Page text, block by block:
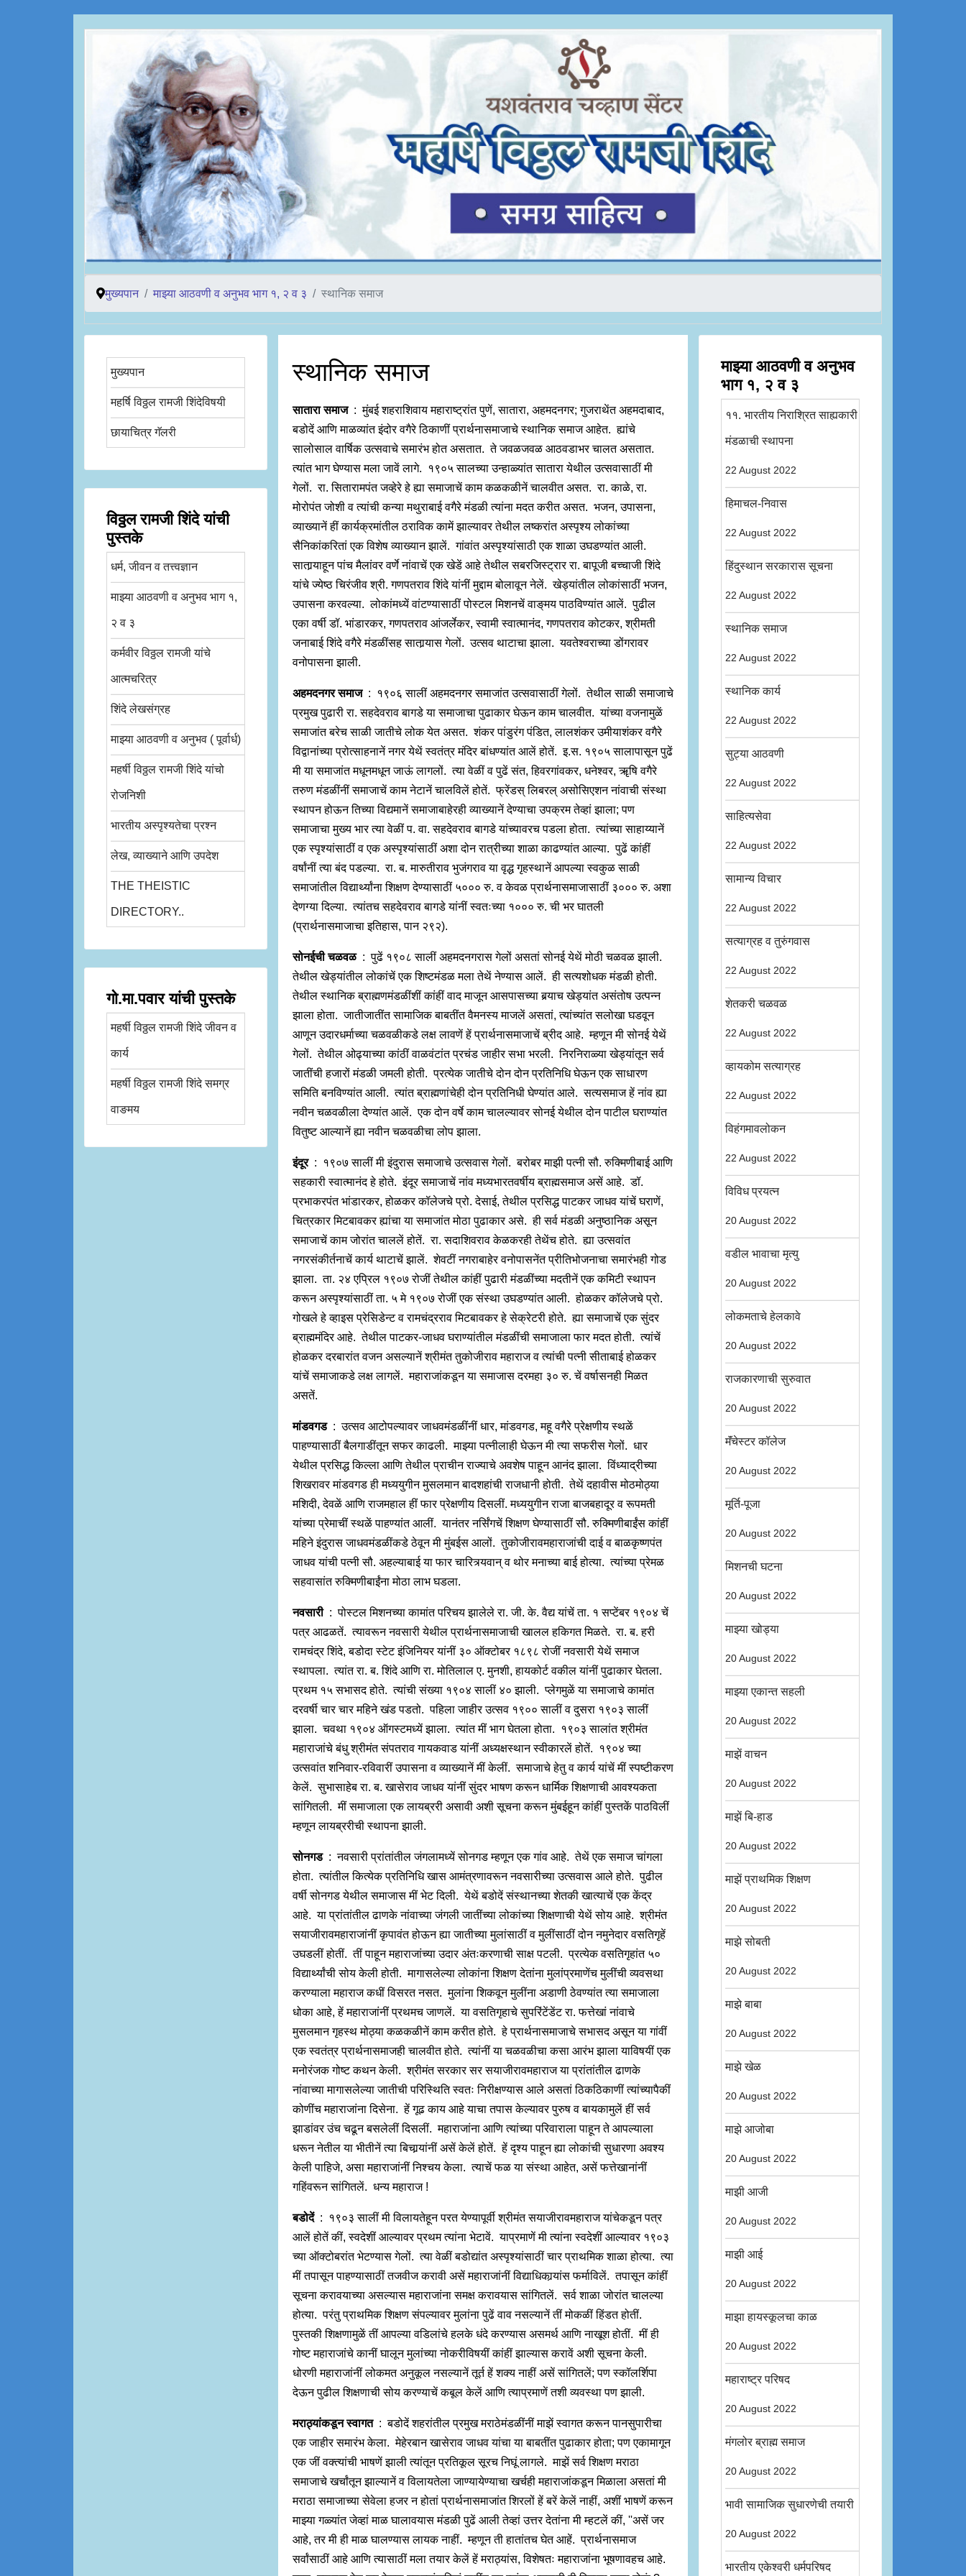
मुख्यपान माझ्या आठवणी व अनुभव भाग १, २ व ३ स्थानिक समाज
मुख्यपान
महर्षि विठ्ठल रामजी शिंदेविषयी
छायाचित्र गॅलरी
विठ्ठल रामजी शिंदे यांची
पुस्तके
धर्म, जीवन व तत्त्वज्ञान
माझ्या आठवणी व अनुभव भाग १,
२ व ३
कर्मवीर विठ्ठल रामजी यांचे
आत्मचरित्र
शिंदे लेखसंग्रह
माझ्या आठवणी व अनुभव ( पूर्वार्ध)
महर्षी विठ्ठल रामजी शिंदे यांचो
रोजनिशी
भारतीय अस्पृश्यतेचा प्रश्न
लेख, व्याख्याने आणि उपदेश
THE THEISTIC
DIRECTORY..
गो.मा.पवार यांची पुस्तके
महर्षी विठ्ठल रामजी शिंदे जीवन व
कार्य
महर्षी विठ्ठल रामजी शिंदे समग्र
वाङमय
स्थानिक समाज
सातारा समाज: मुंबई शहराशिवाय महाराष्ट्रांत पुणें, सातारा, अहमदनगर; गुजराथेंत अहमदाबाद,
बडोदें आणि माळव्यांत इंदोर वगैरे ठिकाणीं प्रार्थनासमाजाचे स्थानिक समाज आहेत. ह्यांचे
सालोसाल वार्षिक उत्सवाचे समारंभ होत असतात. ते जवळजवळ आठवडाभर चालत असतात.
त्यांत भाग घेण्यास मला जावें लागे. १९०५ सालच्या उन्हाळ्यांत सातारा येथील उत्सवासाठीं मी
गेलों. रा. सितारामपंत जव्हेरे हे ह्या समाजाचें काम कळकळीनें चालवीत असत. रा. काळे, रा.
मोरोपंत जोशी व त्यांची कन्या मथुराबाई वगैरे मंडळी त्यांना मदत करीत असत. भजन, उपासना,
व्याख्यानें हीं कार्यक्रमांतील ठराविक कामें झाल्यावर तेथील लष्करांत अस्पृश्य लोकांच्या
सैनिकांकरितां एक विशेष व्याख्यान झालें. गांवांत अस्पृश्यांसाठी एक शाळा उघडण्यांत आली.
सातार्‍याहून पांच मैलांवर वर्णे नांवाचें एक खेडें आहे तेथील सबरजिस्ट्रार रा. बापूजी बच्चाजी शिंदे
यांचे ज्येष्ठ चिरंजीव श्री. गणपतराव शिंदे यांनीं मुद्दाम बोलावून नेलें. खेड्यांतील लोकांसाठीं भजन,
उपासना करवल्या. लोकांमध्यें वांटण्यासाठीं पोस्टल मिशनचें वाङ्‌मय पाठविण्यांत आलें. पुढील
एका वर्षी डॉ. भांडारकर, गणपतराव आंजर्लेकर, स्वामी स्वात्मानंद, गणपतराव कोटकर, श्रीमती
जनाबाई शिंदे वगैरे मंडळींसह सातार्‍यास गेलों. उत्सव थाटाचा झाला. यवतेश्वराच्या डोंगरावर
वनोपासना झाली.
अहमदनगर समाज : १९०६ सालीं अहमदनगर समाजांत उत्सवासाठीं गेलों. तेथील साळी समाजाचे
प्रमुख पुढारी रा. सहदेवराव बागडे या समाजाचा पुढाकार घेऊन काम चालवीत. यांच्या वजनामुळें
समाजांत बरेच साळी जातीचे लोक येत असत. शंकर पांडुरंग पंडित, लालशंकर उमीयाशंकर वगैरे
विद्वानांच्या प्रोत्साहनानें नगर येथें स्वतंत्र मंदिर बांधण्यांत आलें होतें. इ.स. १९०५ सालापासून पुढें
मी या समाजांत मधूनमधून जाऊं लागलों. त्या वेळीं व पुढें संत, हिवरगांवकर, धनेश्वर, ॠषि वगैरे
तरुण मंडळींनीं समाजाचें काम नेटानें चालविलें होतें. फ्रेंडस् लिबरल् असोसिएशन नांवाची संस्था
स्थापन होऊन तिच्या विद्यमानें समाजाबाहेरही व्याख्यानें देण्याचा उपक्रम तेव्हां झाला; पण
समाजाचा मुख्य भार त्या वेळीं प. वा. सहदेवराव बागडे यांच्यावरच पडला होता. त्यांच्या साहाय्यानें
एक स्पृश्यांसाठीं व एक अस्पृश्यांसाठीं अशा दोन रात्रीच्या शाळा काढण्यांत आल्या. पुढें कांहीं
वर्षांनीं त्या बंद पडल्या. रा. ब. मारुतीराव भुजंगराव या वृद्ध गृहस्थानें आपल्या स्वकुळ साळी
समाजांतील विद्यार्थ्यांना शिक्षण देण्यासाठीं ५००० रु. व केवळ प्रार्थनासमाजासाठीं ३००० रु. अशा
देणग्या दिल्या. त्यांतच सहदेवराव बागडे यांनीं स्वतःच्या १००० रु. ची भर घातली
(प्रार्थनासमाजाचा इतिहास, पान २९२).
सोनईची चळवळ: पुढें १९०८ सालीं अहमदनगरास गेलों असतां सोनई येथें मोठी चळवळ झाली.
तेथील खेड्यांतील लोकांचें एक शिष्टमंडळ मला तेथें नेण्यास आलें. ही सत्यशोधक मंडळी होती.
तेथील स्थानिक ब्राह्मणमंडळींशीं कांहीं वाद माजून आसपासच्या बर्‍याच खेड्यांत असंतोष उत्पन्न
झाला होता. जातीजातींत सामाजिक बाबतींत वैमनस्य माजलें असतां, त्यांच्यांत सलोखा घडवून
आणून उदारधर्माच्या चळवळीकडे लक्ष लावणें हें प्रार्थनासमाजाचें ब्रीद आहे. म्हणून मी सोनई येथें
गेलों. तेथील ओढ्याच्या कांठीं वाळवंटांत प्रचंड जाहीर सभा भरली. निरनिराळ्या खेड्यांतून सर्व
जातींची हजारों मंडळी जमली होती. प्रत्येक जातीचे दोन दोन प्रतिनिधि घेऊन एक साधारण
समिति बनविण्यांत आली. त्यांत ब्राह्मणांचेही दोन प्रतिनिधी घेण्यांत आले. सत्यसमाज हें नांव ह्या
नवीन चळवळीला देण्यांत आलें. एक दोन वर्षे काम चालल्यावर सोनई येथील दोन पाटील घराण्यांत
वितुष्ट आल्यानें ह्या नवीन चळवळीचा लोप झाला.
इंदूर : १९०७ सालीं मी इंदुरास समाजाचे उत्सवास गेलों. बरोबर माझी पत्‍नी सौ. रुक्मिणीबाई आणि
सहकारी स्वात्मानंद हे होते. इंदूर समाजाचें नांव मध्यभारतवर्षीय ब्राह्मसमाज असें आहे. डॉ.
प्रभाकरपंत भांडारकर, होळकर कॉलेजचे प्रो. देसाई, तेथील प्रसिद्ध पाटकर जाधव यांचें घराणें,
चित्रकार मिटबावकर ह्यांचा या समाजांत मोठा पुढाकार असे. ही सर्व मंडळी अनुष्ठानिक असून
समाजाचें काम जोरांत चाललें होतें. रा. सदाशिवराव केळकरही तेथेंच होते. ह्या उत्सवांत
नगरसंकीर्तनाचें कार्य थाटाचें झालें. शेवटीं नगराबाहेर वनोपासनेंत प्रीतिभोजनाचा समारंभही गोड
झाला. ता. २४ एप्रिल १९०७ रोजीं तेथील कांहीं पुढारी मंडळींच्या मदतीनें एक कमिटी स्थापन
करून अस्पृश्यांसाठीं ता. ५ मे १९०७ रोजीं एक संस्था उघडण्यांत आली. होळकर कॉलेजचे प्रो.
गोखले हे व्हाइस प्रेसिडेन्ट व रामचंद्रराव मिटबावकर हे सेक्रेटरी होते. ह्या समाजाचें एक सुंदर
ब्राह्ममंदिर आहे. तेथील पाटकर-जाधव घराण्यांतील मंडळींची समाजाला फार मदत होती. त्यांचें
होळकर दरबारांत वजन असल्यानें श्रीमंत तुकोजीराव महाराज व त्यांची पत्‍नी सीताबाई होळकर
यांचें समाजाकडे लक्ष लागलें. महाराजांकडून या समाजास दरमहा ३० रु. चें वर्षासनही मिळत
असतें.
मांडवगड: उत्सव आटोपल्यावर जाधवमंडळींनीं धार, मांडवगड, महू वगैरे प्रेक्षणीय स्थळें
पाहण्यासाठीं बैलगाडींतून सफर काढली. माझ्या पत्‍नीलाही घेऊन मी त्या सफरीस गेलों. धार
येथील प्रसिद्ध किल्ला आणि तेथील प्राचीन राज्याचे अवशेष पाहून आनंद झाला. विंध्याद्रीच्या
शिखरावर मांडवगड ही मध्ययुगीन मुसलमान बादशहांची राजधानी होती. तेथें दहावीस मोठमोठ्या
मशिदी, देवळें आणि राजमहाल हीं फार प्रेक्षणीय दिसलीं. मध्ययुगीन राजा बाजबहादूर व रूपमती
यांच्या प्रेमाचीं स्थळें पाहण्यांत आलीं. यानंतर नर्सिंगचें शिक्षण घेण्यासाठीं सौ. रुक्मिणीबाईंस कांहीं
महिने इंदुरास जाधवमंडळींकडे ठेवून मी मुंबईस आलों. तुकोजीरावमहाराजांची दाई व बाळकृष्णपंत
जाधव यांची पत्‍नी सौ. अहल्याबाई या फार चारित्र्यवान् व थोर मनाच्या बाई होत्या. त्यांच्या प्रेमळ
सहवासांत रुक्मिणीबाईंना मोठा लाभ घडला.
नवसारी: पोस्टल मिशनच्या कामांत परिचय झालेले रा. जी. के. वैद्य यांचें ता. १ सप्टेंबर १९०४ चें
पत्र आढळतें. त्यावरून नवसारी येथील प्रार्थनासमाजाची खालल हकिगत मिळते. रा. ब. हरी
रामचंद्र शिंदे, बडोदा स्टेट इंजिनियर यांनीं ३० ऑक्टोबर १८९८ रोजीं नवसारी येथें समाज
स्थापला. त्यांत रा. ब. शिंदे आणि रा. मोतिलाल ए. मुनशी, हायकोर्ट वकील यांनीं पुढाकार घेतला.
प्रथम १५ सभासद होते. त्यांची संख्या १९०४ सालीं ४० झाली. प्लेगमुळें या समाजाचे कामांत
दरवर्षी चार चार महिने खंड पडतो. पहिला जाहीर उत्सव १९०० सालीं व दुसरा १९०३ सालीं
झाला. चवथा १९०४ ऑगस्टमध्यें झाला. त्यांत मीं भाग घेतला होता. १९०३ सालांत श्रीमंत
महाराजांचे बंधु श्रीमंत संपतराव गायकवाड यांनीं अध्यक्षस्थान स्वीकारलें होतें. १९०४ च्या
उत्सवांत शनिवार-रविवारीं उपासना व व्याख्यानें मीं केलीं. समाजाचे हेतु व कार्य यांचें मीं स्पष्टीकरण
केलें. सुभासाहेब रा. ब. खासेराव जाधव यांनीं सुंदर भाषण करून धार्मिक शिक्षणाची आवश्यकता
सांगितली. मीं समाजाला एक लायब्ररी असावी अशी सूचना करून मुंबईहून कांहीं पुस्तकें पाठविलीं
म्हणून लायब्ररीची स्थापना झाली.
सोनगड: नवसारी प्रांतांतील जंगलामध्यें सोनगड म्हणून एक गांव आहे. तेथें एक समाज चांगला
होता. त्यांतील कित्येक प्रतिनिधि खास आमंत्रणावरून नवसारीच्या उत्सवास आले होते. पुढील
वर्षी सोनगड येथील समाजास मीं भेट दिली. येथें बडोदें संस्थानच्या शेतकी खात्याचें एक केंद्र
आहे. या प्रांतांतील ढाणके नांवाच्या जंगली जातींच्या लोकांच्या शिक्षणाची येथें सोय आहे. श्रीमंत
सयाजीरावमहाराजांनीं कृपावंत होऊन ह्या जातीच्या मुलांसाठीं व मुलींसाठीं दोन नमुनेदार वसतिगृहें
उघडलीं होतीं. तीं पाहून महाराजांच्या उदार अंतःकरणाची साक्ष पटली. प्रत्येक वसतिगृहांत ५०
विद्यार्थ्यांची सोय केली होती. मागासलेल्या लोकांना शिक्षण देतांना मुलांप्रमाणेंच मुलींची व्यवसथा
करण्याला महाराज कधीं विसरत नसत. मुलांना शिकवून मुलींना अडाणी ठेवण्यांत त्या समाजाला
धोका आहे, हें महाराजांनीं प्रथमच जाणलें. या वसतिगृहाचे सुपरिंटेंडेंट रा. फत्तेखां नांवाचे
मुसलमान गृहस्थ मोठ्या कळकळीनें काम करीत होते. हे प्रार्थनासमाजाचे सभासद असून या गांवीं
एक स्वतंत्र प्रार्थनासमाजही चालवीत होते. त्यांनीं या चळवळीचा कसा आरंभ झाला याविषयीं एक
मनोरंजक गोष्ट कथन केली. श्रीमंत सरकार सर सयाजीरावमहाराज या प्रांतांतील ढाणके
नांवाच्या मागासलेल्या जातीची परिस्थिति स्वतः निरीक्षण्यास आले असतां ठिकठिकाणीं त्यांच्यापैकीं
कोणींच महाराजांना दिसेना. हें गूढ काय आहे याचा तपास केल्यावर पुरुष व बायकामुलें हीं सर्व
झाडांवर उंच चढून बसलेलीं दिसलीं. महाराजांना आणि त्यांच्या परिवाराला पाहून ते आपल्याला
धरून नेतील या भीतीनें त्या बिचार्‍यांनीं असें केलें होतें. हें दृश्य पाहून ह्या लोकांची सुधारणा अवश्य
केली पाहिजे, असा महाराजांनीं निश्चय केला. त्याचें फळ या संस्था आहेत, असें फत्तेखानांनीं
गहिंवरून सांगितलें. धन्य महाराज !
बडोदें: १९०३ सालीं मी विलायतेहून परत येण्यापूर्वी श्रीमंत सयाजीरावमहाराज यांचेकडून पत्र
आलें होतें कीं, स्वदेशीं आल्यावर प्रथम त्यांना भेटावें. याप्रमाणें मी त्यांना स्वदेशीं आल्यावर १९०३
च्या ऑक्टोबरांत भेटण्यास गेलों. त्या वेळीं बडोद्यांत अस्पृश्यांसाठीं चार प्राथमिक शाळा होत्या. त्या
मीं तपासून पाहण्यासाठीं तजवीज करावी असें महाराजांनीं विद्याधिकार्‍यांस फर्माविलें. तपासून कांहीं
सूचना करावयाच्या असल्यास महाराजांना समक्ष करावयास सांगितलें. सर्व शाळा जोरांत चालल्या
होत्या. परंतु प्राथमिक शिक्षण संपल्यावर मुलांना पुढें वाव नसल्यानें तीं मोकळीं हिंडत होतीं.
पुस्तकी शिक्षणामुळें तीं आपल्या वडिलांचे हलके धंदे करण्यास असमर्थ आणि नाखूश होतीं. मीं ही
गोष्ट महाराजांचे कानीं घालून मुलांच्या नोकरीविषयीं कांहीं झाल्यास करावें अशी सूचना केली.
धोरणी महाराजांनीं लोकमत अनुकूल नसल्यानें तूर्त हें शक्य नाहीं असें सांगितलें; पण स्कॉलर्शिपा
देऊन पुढील शिक्षणाची सोय करण्याचें कबूल केलें आणि त्याप्रमाणें तशी व्यवस्था पण झाली.
मराठ्यांकडून स्वागत: बडोदें शहरांतील प्रमुख मराठेमंडळींनीं माझें स्वागत करून पानसुपारीचा
एक जाहीर समारंभ केला. मेहेरबान खासेराव जाधव यांचा या बाबतींत पुढाकार होता; पण एकामागून
एक जीं वक्त्यांची भाषणें झाली त्यांतून प्रतिकूल सूरच निघूं लागले. माझें सर्व शिक्षण मराठा
समाजाचे खर्चांतून झाल्यानें व विलायतेला जाण्यायेण्याचा खर्चही महाराजांकडून मिळाला असतां मी
मराठा समाजाच्या सेवेला हजर न होतां प्रार्थनासमाजांत शिरलों हें बरें केलें नाहीं, अशीं भाषणें करून
माझ्या गळ्यांत जेव्हां माळ घालावयास मंडळी पुढें आली तेव्हां उत्तर देतांना मी म्हटलें कीं, ''असें जर
आहे, तर मी ही माळ घालण्यास लायक नाहीं. म्हणून ती हातांतच घेत आहें. प्रार्थनासमाज
सर्वांसाठीं आहे आणि त्यासाठीं मला तयार केलें हें मराठ्यांस, विशेषतः महाराजांना भूषणावहच आहे.
माझ्या आठवणी व अनुभव
भाग १, २ व ३
११. भारतीय निराश्रित साह्यकारी
मंडळाची स्थापना
22 August 2022
हिमाचल-निवास
22 August 2022
हिंदुस्थान सरकारास सूचना
22 August 2022
स्थानिक समाज
22 August 2022
स्थानिक कार्य
22 August 2022
सुट्या आठवणी
22 August 2022
साहित्यसेवा
22 August 2022
सामान्य विचार
22 August 2022
सत्याग्रह व तुरुंगवास
22 August 2022
शेतकरी चळवळ
22 August 2022
व्हायकोम सत्याग्रह
22 August 2022
विहंगमावलोकन
22 August 2022
विविध प्रयत्न
20 August 2022
वडील भावाचा मृत्यु
20 August 2022
लोकमताचे हेलकावे
20 August 2022
राजकारणाची सुरुवात
20 August 2022
मॅंचेस्टर कॉलेज
20 August 2022
मूर्ति-पूजा
20 August 2022
मिशनची घटना
20 August 2022
माझ्या खोड्या
20 August 2022
माझ्या एकान्त सहली
20 August 2022
माझें वाचन
20 August 2022
माझें बि-हाड
20 August 2022
माझें प्राथमिक शिक्षण
20 August 2022
माझे सोबती
20 August 2022
माझे बाबा
20 August 2022
माझे खेळ
20 August 2022
माझे आजोबा
20 August 2022
माझी आजी
20 August 2022
माझी आई
20 August 2022
माझा हायस्कूलचा काळ
20 August 2022
महाराष्ट्र परिषद
20 August 2022
मंगलोर ब्राह्म समाज
20 August 2022
भावी सामाजिक सुधारणेची तयारी
20 August 2022
भारतीय एकेश्वरी धर्मपरिषद